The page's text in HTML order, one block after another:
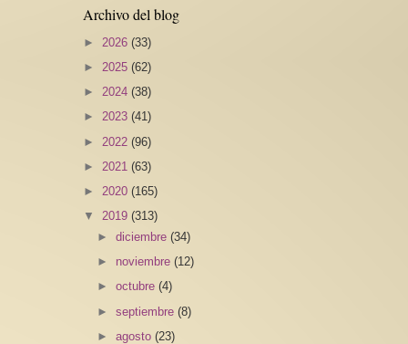
Archivo del blog
► 2026 (33)
► 2025 (62)
► 2024 (38)
► 2023 (41)
► 2022 (96)
► 2021 (63)
► 2020 (165)
▼ 2019 (313)
►diciembre(34)
► noviembre(12)
►octubre(4)
►septiembre(8)
►agosto(23)